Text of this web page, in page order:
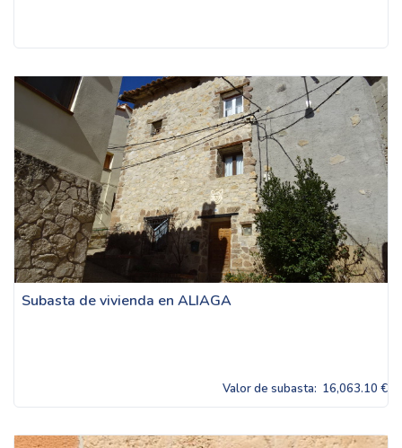
Subasta de vivienda en ALIAGA
Valor de subasta: 16,063.10 €